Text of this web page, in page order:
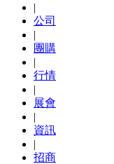
|
公司
|
團購
|
行情
|
展會
|
資訊
|
招商